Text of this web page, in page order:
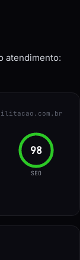
atendimento:
100
SEO